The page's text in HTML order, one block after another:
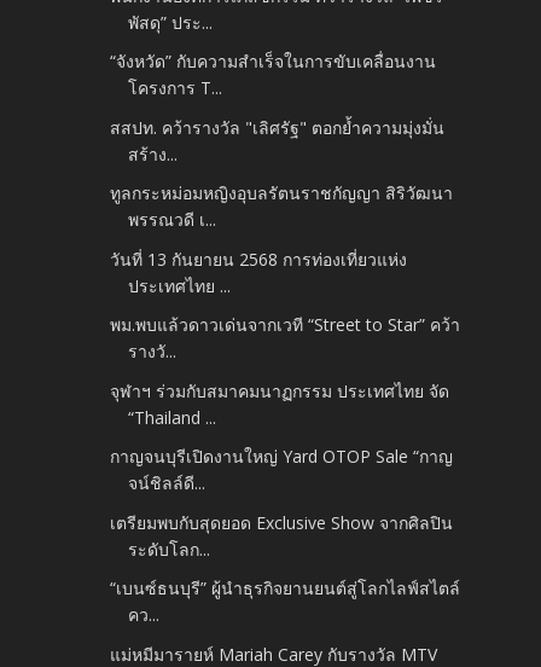
พัสดุ” ประ...
“จังหวัด” กับความสำเร็จในการขับเคลื่อนงาน
โครงการ T...
สสปท. คว้ารางวัล "เลิศรัฐ" ตอกย้ำความมุ่งมั่น
สร้าง...
ทูลกระหม่อมหญิงอุบลรัตนราชกัญญา สิริวัฒนา
พรรณวดี เ...
วันที่ 13 กันยายน 2568 การท่องเที่ยวแห่ง
ประเทศไทย ...
พม.พบแล้วดาวเด่นจากเวที “Street to Star” คว้า
รางวั...
จุฬาฯ ร่วมกับสมาคมนาฏกรรม ประเทศไทย จัด
“Thailand ...
กาญจนบุรีเปิดงานใหญ่ Yard OTOP Sale “กาญ
จน์ชิลล์ดี...
เตรียมพบกับสุดยอด Exclusive Show จากศิลปิน
ระดับโลก...
“เบนซ์ธนบุรี” ผู้นำธุรกิจยานยนต์สู่โลกไลฟ์สไตล์
คว...
แม่หมีมารายห์ Mariah Carey กับรางวัล MTV